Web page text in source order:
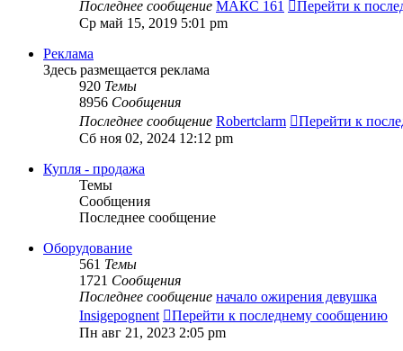
Последнее сообщение МАКС 161
Перейти к
Ср май 15, 2019 5:01 pm
Реклама
Здесь размещается реклама
920 Темы
8956 Сообщения
Последнее сообщение Robertclarm
Перейти к
Сб ноя 02, 2024 12:12 pm
Купля - продажа
Темы
Сообщения
Последнее сообщение
Оборудование
561 Темы
1721 Сообщения
Последнее сообщение начало ожирения девушка
Insigepognent
Перейти к последнему сообщению
Пн авг 21, 2023 2:05 pm